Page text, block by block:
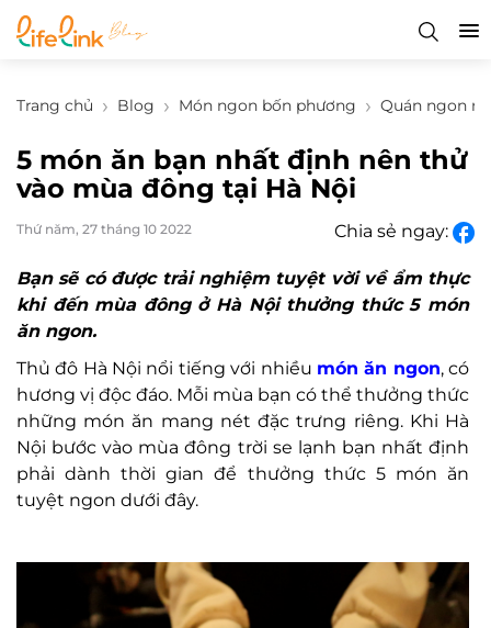
Trang chủ Blog Món ngon bốn phương Quán ngon
5 món ăn bạn nhất định nên thử
vào mùa đông tại Hà Nội
Thứ năm, 27 tháng 10 2022 Chia sẻ ngay:
Bạn sẽ có được trải nghiệm tuyệt vời về ẩm thực
khi đến mùa đông ở Hà Nội thưởng thức 5 món
ăn ngon.
Thủ đô Hà Nội nổi tiếng với nhiều món ăn ngon, có
hương vị độc đáo. Mỗi mùa bạn có thể thưởng thức
những món ăn mang nét đặc trưng riêng. Khi Hà
Nội bước vào mùa đông trời se lạnh bạn nhất định
phải dành thời gian để thưởng thức 5 món ăn
tuyệt ngon dưới đây.